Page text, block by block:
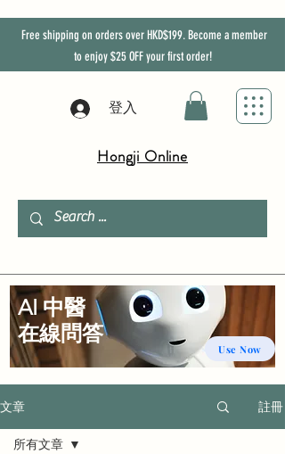
Free shipping on orders over HKD$199. Become a member
to enjoy$25 OFFyour first order!
登入
Hongji Online
文章 註冊
所有文章
Use Now
AI 中醫
​在線問答